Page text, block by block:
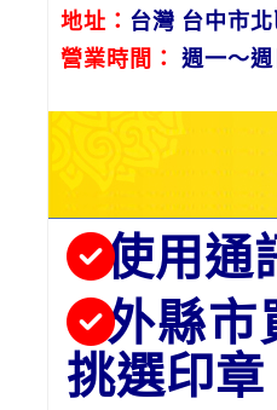
地址： 台灣 台中市
營業時間：
週一～
使用通
外縣市
挑選印